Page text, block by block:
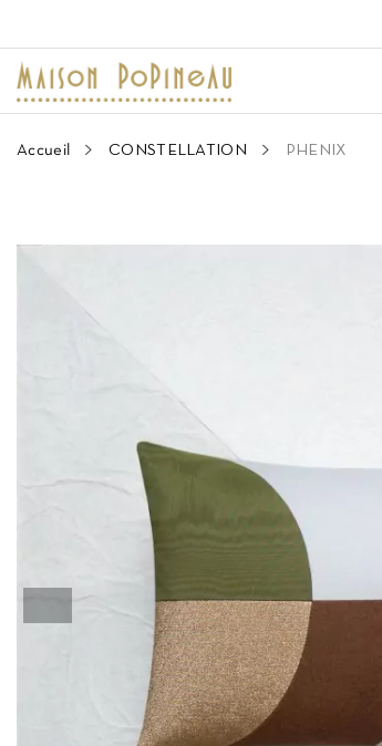
Accueil CONSTELLATION PHENIX